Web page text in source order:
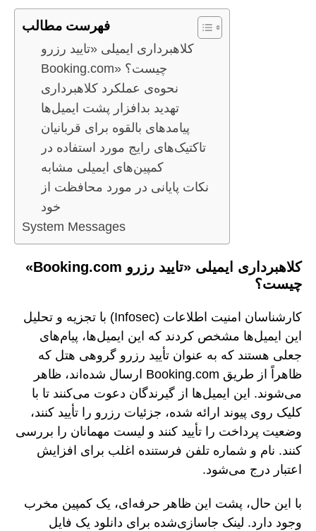
فهرست مطالب
کلاهبرداری ایمیلی «تایید رزرو
Booking.com» چیست؟
نحوه‌ی عملکرد کلاهبرداری
تهدید بدافزار پشت ایمیل‌ها
پیامدهای بالقوه برای قربانیان
تاکتیک‌های رایج مورد استفاده در
کمپین‌های ایمیلی مشابه
نکات پایانی در مورد محافظت از
خود
System Messages
کلاهبرداری ایمیلی «تایید رزرو Booking.com»
چیست؟
کارشناسان امنیت اطلاعات (Infosec) با تجزیه و تحلیل
این ایمیل‌ها مشخص کردند که این ایمیل‌ها، پیام‌های
جعلی هستند که به عنوان تأیید رزرو گروهی هتل که
ظاهراً از طریق Booking.com ارسال شده‌اند، ظاهر
می‌شوند. این ایمیل‌ها از گیرندگان دعوت می‌کنند تا با
کلیک روی پیوند ارائه شده، جزئیات رزرو را تأیید کنند،
وضعیت پرداخت را تأیید کنند و لیست مهمانان را بررسی
کنند. نام و شماره تلفن فرستنده اغلب برای افزایش
اعتبار درج می‌شود.
با این حال، پشت این ظاهر حرفه‌ای، یک کمپین مخرب
وجود دارد. لینک جاسازی‌شده برای دانلود یک فایل